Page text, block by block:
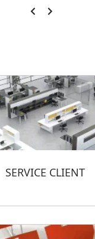
SERVICE CLIENT